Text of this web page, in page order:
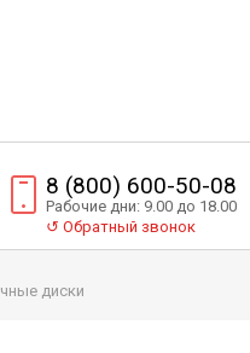
8 (800) 600-50-08
Рабочие дни: 9.00 до 18.00
↺ Обратный звонок
диски